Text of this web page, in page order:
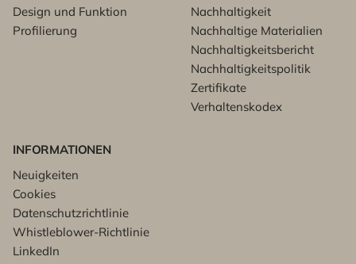
Design und Funktion
Profilierung
Nachhaltigkeit
Nachhaltige Materialien
Nachhaltigkeitsbericht
Nachhaltigkeitspolitik
Zertifikate
Verhaltenskodex
INFORMATIONEN
Neuigkeiten
Cookies
Datenschutzrichtlinie
Whistleblower-Richtlinie
LinkedIn